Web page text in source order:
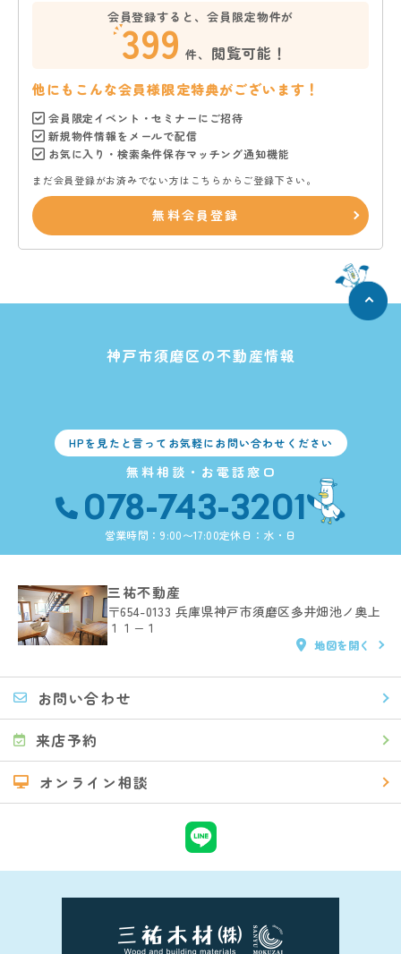
会員登録すると、会員限定物件が
399 件、 閲覧可能！
他にもこんな会員様限定特典がございます！
会員限定イベント・セミナーにご招待
新規物件情報をメールで配信
お気に入り・検索条件保存マッチング通知機能
まだ会員登録がお済みでない方はこちらからご登録下さい。
無料会員登録
神戸市須磨区の不動産情報
HPを見たと言ってお気軽にお問い合わせください
無料相談・お電話窓口
078-743-3201
営業時間：9:00〜17:00定休日：水・日
三祐不動産
〒654-0133 兵庫県神戸市須磨区多井畑池ノ奥上
１１−１
地図を開く
お問い合わせ
来店予約
オンライン相談